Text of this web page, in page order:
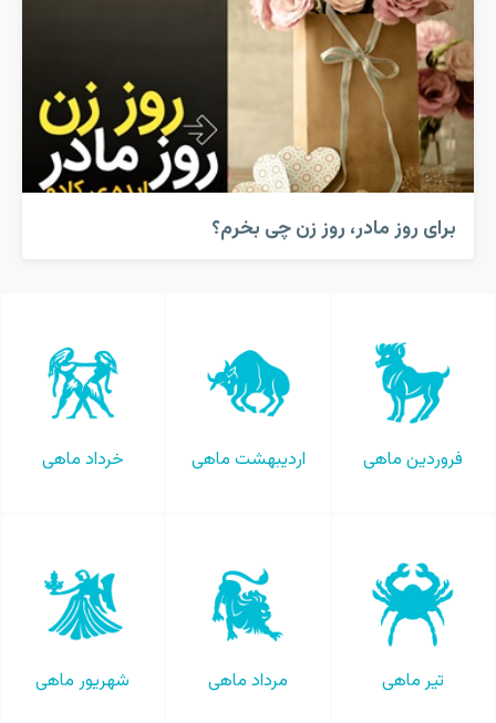
برای روز مادر، روز زن چی بخرم؟
فروردین ماهی اردیبهشت ماهی خرداد ماهی
تیر ماهی مرداد ماهی شهریور ماهی